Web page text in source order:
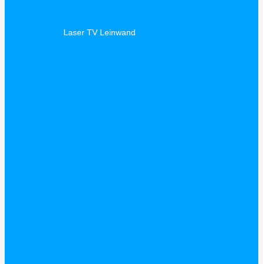
Laser TV Leinwand